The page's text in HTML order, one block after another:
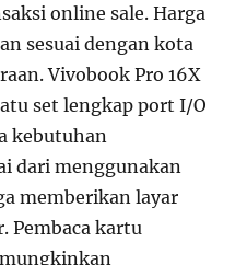
online sale. Harga
sesuai dengan kota
Vivobook Pro 16X
set lengkap port I/O
kebutuhan
dari menggunakan
memberikan layar
Pembaca kartu